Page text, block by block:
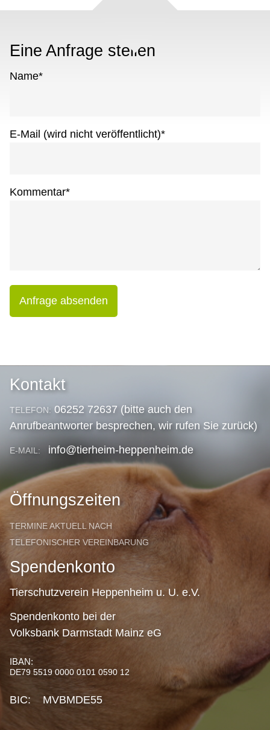
Eine Anfrage stellen
Name*
E-Mail (wird nicht veröffentlicht)*
Kommentar*
Anfrage absenden
Kontakt
TELEFON: 06252 72637 (bitte auch den
Anrufbeantworter besprechen, wir rufen Sie zurück)
E-MAIL: info@tierheim-heppenheim.de
Öffnungszeiten
TERMINE AKTUELL NACH
TELEFONISCHER VEREINBARUNG
Spendenkonto
Tierschutzverein Heppenheim u. U. e.V.
Spendenkonto bei der
Volksbank Darmstadt Mainz eG
IBAN:
DE79 5519 0000 0101 0590 12
BIC: MVBMDE55